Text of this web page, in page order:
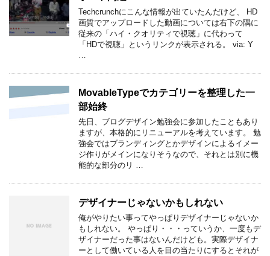
Techcrunchにこんな情報が出ていたんだけど、 HD
画質でアップロードした動画については右下の隅に
従来の「ハイ・クオリティで視聴」に代わって
「HDで視聴」というリンクが表示される。 via: Y
…
MovableTypeでカテゴリーを整理した一
部始終
先日、ブログデザイン勉強会に参加したこともあり
ますが、本格的にリニューアルを考えています。 勉
強会ではブランディングとかデザインによるイメー
ジ作りがメインになりそうなので、それとは別に機
能的な部分のリ …
デザイナーじゃないかもしれない
俺がやりたい事ってやっぱりデザイナーじゃないか
もしれない。 やっぱり・・・っていうか、一度もデ
ザイナーだった事はないんだけども。実際デザイナ
ーとして働いている人を目の当たりにするとそれが